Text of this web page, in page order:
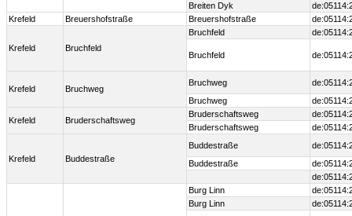
Breiten Dyk
Krefeld
Breuershofstraße Breuershofstraße
Krefeld Bruchfeld
Bruchfeld
Bruchfeld
Krefeld Bruchweg
Bruchweg
Bruchweg
Krefeld Bruderschaftsweg
Bruderschaftsweg
Bruderschaftsweg
Krefeld Buddestraße
Buddestraße
Buddestraße
Burg Linn
Burg Linn